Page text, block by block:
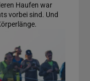
Haufen war
vorbei sind. Und